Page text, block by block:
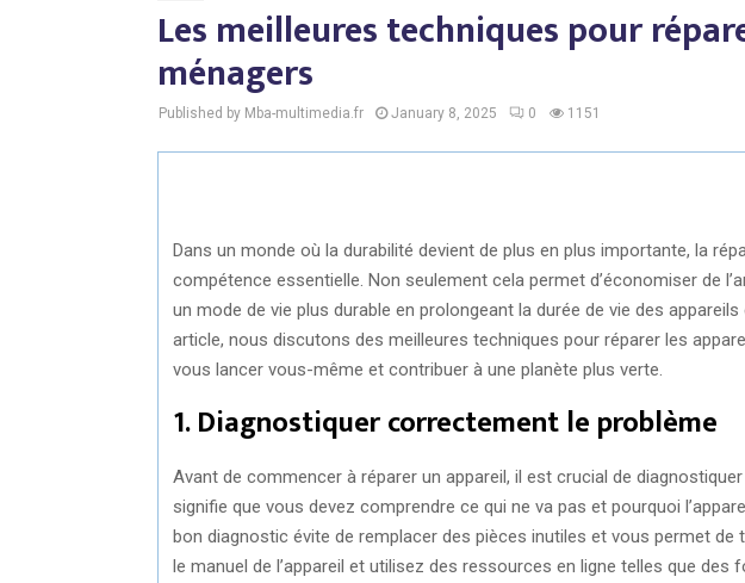
Les meilleures techniques pour
ménagers
Published by Mba-multimedia.fr January 8, 2025 0 1151
Dans un monde où la durabilité devient de plus en plus importante, la
compétence essentielle. Non seulement cela permet d’économiser de
un mode de vie plus durable en prolongeant la durée de vie des
article, nous discutons des meilleures techniques pour réparer les
vous lancer vous-même et contribuer à une planète plus verte.
1. Diagnostiquer correctement le problème
Avant de commencer à réparer un appareil, il est crucial de
signifie que vous devez comprendre ce qui ne va pas et pourquoi
bon diagnostic évite de remplacer des pièces inutiles et vous permet de
le manuel de l’appareil et utilisez des ressources en ligne telles que